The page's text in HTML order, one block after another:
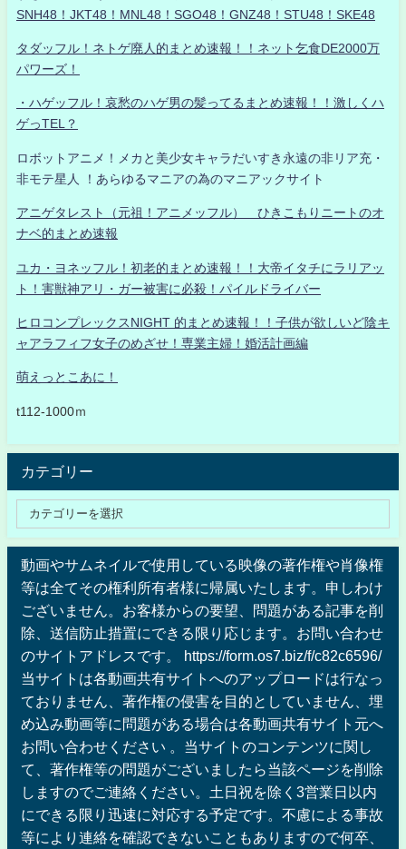
SNH48！JKT48！MNL48！SGO48！GNZ48！STU48！SKE48
タダッフル！ネトゲ廃人的まとめ速報！！ネット乞食DE2000万
パワーズ！
・ハゲッフル！哀愁のハゲ男の髪ってるまとめ速報！！激しくハ
ゲっTEL？
ロボットアニメ！メカと美少女キャラだいすき永遠の非リア充・
非モテ星人 ！あらゆるマニアの為のマニアックサイト
アニゲタレスト（元祖！アニメッフル） ひきこもりニートのオ
ナベ的まとめ速報
ユカ・ヨネッフル！初老的まとめ速報！！大帝イタチにラリアッ
ト！害獣神アリ・ガー被害に必殺！パイルドライバー
ヒロコンプレックスNIGHT 的まとめ速報！！子供が欲しいど陰キ
ャアラフィフ女子のめざせ！専業主婦！婚活計画編
萌えっとこあに！
t112-1000ｍ
カテゴリー
動画やサムネイルで使用している映像の著作権や肖像権
等は全てその権利所有者様に帰属いたします。申しわけ
ございません。お客様からの要望、問題がある記事を削
除、送信防止措置にできる限り応じます。お問い合わせ
のサイトアドレスです。 https://form.os7.biz/f/c82c6596/
当サイトは各動画共有サイトへのアップロードは行なっ
ておりません、著作権の侵害を目的としていません、埋
め込み動画等に問題がある場合は各動画共有サイト元へ
お問い合わせください 。当サイトのコンテンツに関し
て、著作権等の問題がございましたら当該ページを削除
しますのでご連絡ください。土日祝を除く3営業日以内
にできる限り迅速に対応する予定です。不慮による事故
等により連絡を確認できないこともありますので何卒、